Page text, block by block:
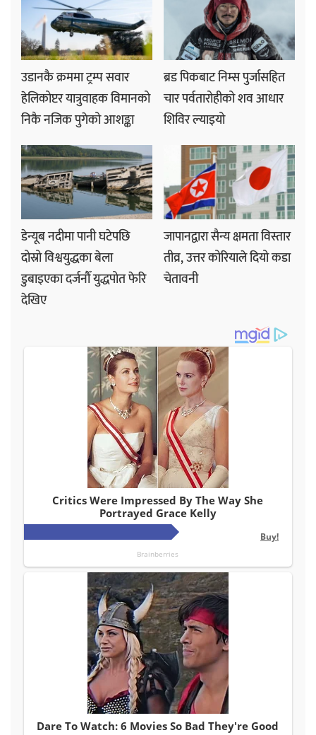
उडानकै क्रममा ट्रम्प सवार
हेलिकोप्टर यात्रुवाहक विमानको
निकै नजिक पुगेको आशङ्का
ब्रड पिकबाट निम्स पुर्जासहित
चार पर्वतारोहीको शव आधार
शिविर ल्याइयो
डेन्यूब नदीमा पानी घटेपछि
दोस्रो विश्वयुद्धका बेला
डुबाइएका दर्जनौँ युद्धपोत फेरि
देखिए
जापानद्वारा सैन्य क्षमता विस्तार
तीव्र, उत्तर कोरियाले दियो कडा
चेतावनी